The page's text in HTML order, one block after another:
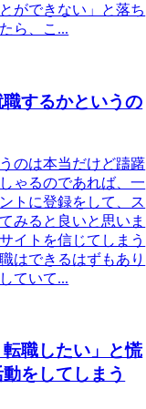
ができない」と落ち
ら、こ...
するかというの
のは本当だけど躊躇
ゃるのであれば、一
トに登録をして、ス
みると良いと思いま
イトを信じてしまう
はできるはずもあり
ていて...
転職したい」と慌
をしてしまう